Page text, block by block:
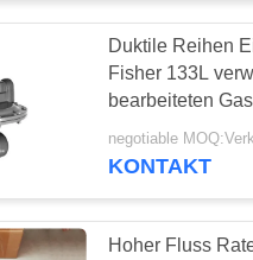
Duktile Reihen
Fisher 133L
bearbeiteten
Regler
negotiable
KONTAKT
Hoher Fluss